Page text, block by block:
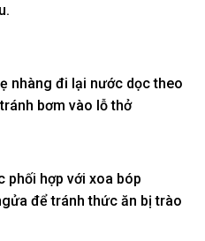
nhàng đi lại nước dọc theo
tránh bơm vào lỗ thở
phối hợp với xoa bóp
đểtránh thức ăn bị trào